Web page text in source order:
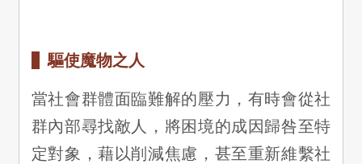
驅使魔物之人
當社會群體面臨難解的壓力，有時會從社
群內部尋找敵人，將困境的成因歸咎至特
定對象，藉以削減焦慮，甚至重新維繫社